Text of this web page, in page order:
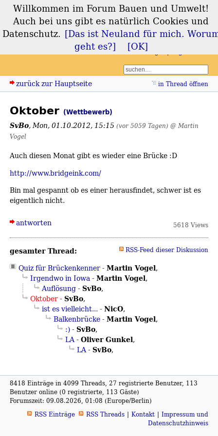
Forum Bauen und
Umwelt
zurück zur Hauptseite in Thread öffnen
Oktober (Wettbewerb)
SvBo,Mon, 01.10.2012, 15:15 (vor 5059 Tagen) @ Martin
Vogel
Auch diesen Monat gibt es wieder eine Brücke :D
http://www.bridgeink.com/
Bin mal gespannt ob es einer herausfindet, schwer ist es
eigentlich nicht.
antworten 5618 Views
gesamter Thread: RSS-Feed dieser Diskussion
Quiz für Brückenkenner- Martin Vogel,
Irgendwo in Iowa- Martin Vogel,
Auflösung- SvBo,
Oktober- SvBo,
ist es vielleicht... - NicO,
Balkenbrücke- Martin Vogel,
:)- SvBo,
LA- Oliver Gunkel,
LA- SvBo,
8418 Einträge in 4099 Threads, 27 registrierte Benutzer, 113
Benutzer online (0 registrierte, 113 Gäste)
Forumszeit: 09.08.2026, 01:08 (Europe/Berlin)
RSS Einträge
RSS Threads Kontakt
Impressum und
Datenschutzhinweis
Willkommen im Forum Bauen und Umwelt!
Auch bei uns gibt es natürlich Cookies und
Datenschutz. [Das ist Neuland für mich.
geht es?]
[OK]